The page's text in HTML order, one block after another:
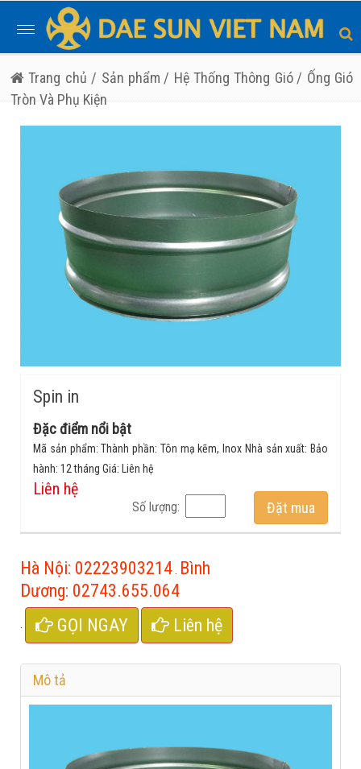
Toggle
navigation
Trang chủ / Sản phẩm / Hệ Thống Thông Gió / Ống Gió
Tròn Và Phụ Kiện
Spin in
Đặc điểm nổi bật
Mã sản phẩm: Thành phần: Tôn mạ kẽm, Inox Nhà sản xuất: Bảo
hành: 12 tháng Giá: Liên hệ
Liên hệ
Số lượng: Đặt mua
Hà Nội: 02223903214 Bình
Dương: 02743.655.064
GỌI NGAY Liên hệ
Mô tả